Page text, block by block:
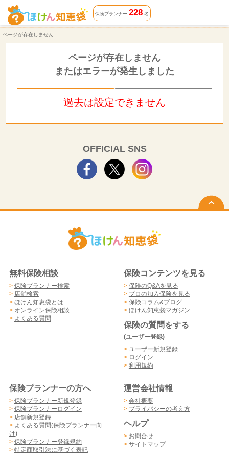
ページが存在しません | ほけん知恵袋
保険プランナー 228名
ページが存在しません
ページが存在しません
またはエラーが発生しました
過去は設定できません
OFFICIAL SNS
無料保険相談
> 保険プランナー検索
> 店舗検索
> ほけん知恵袋とは
> オンライン保険相談
> よくある質問
保険コンテンツを見る
> 保険のQ&Aを見る
> プロの加入保険を見る
> 保険コラム&ブログ
> ほけん知恵袋マガジン
保険の質問をする
(ユーザー登録)
> ユーザー新規登録
> ログイン
> 利用規約
保険プランナーの方へ
> 保険プランナー新規登録
> 保険プランナーログイン
> 店舗新規登録
> よくある質問(保険プランナー向
け)
> 保険プランナー登録規約
> 特定商取引法に基づく表記
運営会社情報
> 会社概要
> プライバシーの考え方
ヘルプ
> お問合せ
> サイトマップ